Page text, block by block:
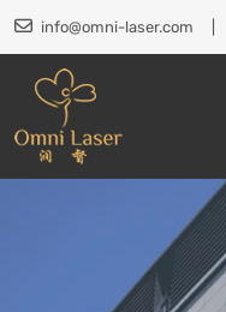
info@omni-laser.com